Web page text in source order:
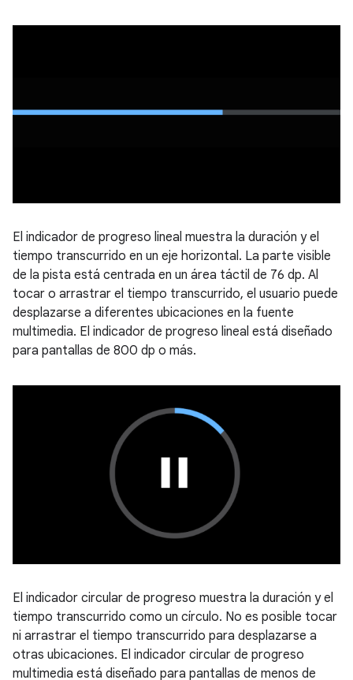
El indicador de progreso lineal muestra la duración y el
tiempo transcurrido en un eje horizontal. La parte visible
de la pista está centrada en un área táctil de 76 dp. Al
tocar o arrastrar el tiempo transcurrido, el usuario puede
desplazarse a diferentes ubicaciones en la fuente
multimedia. El indicador de progreso lineal está diseñado
para pantallas de 800 dp o más.
El indicador circular de progreso muestra la duración y el
tiempo transcurrido como un círculo. No es posible tocar
ni arrastrar el tiempo transcurrido para desplazarse a
otras ubicaciones. El indicador circular de progreso
multimedia está diseñado para pantallas de menos de